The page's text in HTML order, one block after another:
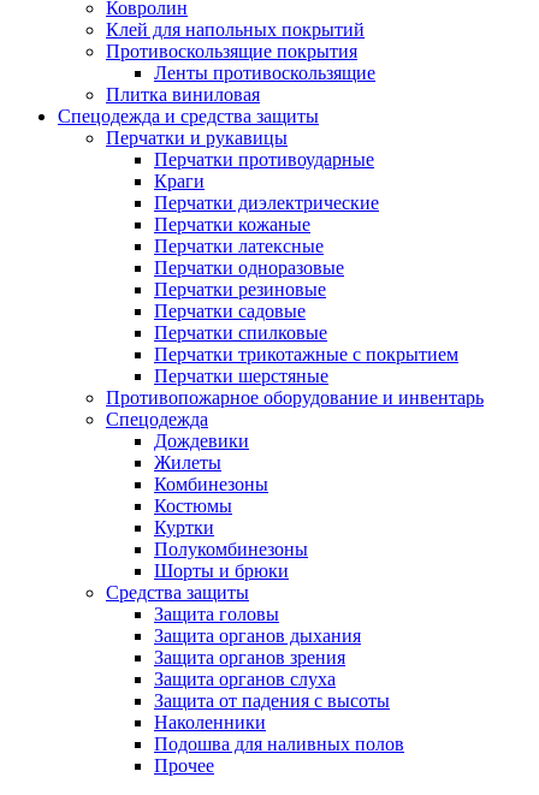
Ковролин
Клей для напольных покрытий
Противоскользящие покрытия
Ленты противоскользящие
Плитка виниловая
Спецодежда и средства защиты
Перчатки и рукавицы
Перчатки противоударные
Краги
Перчатки диэлектрические
Перчатки кожаные
Перчатки латексные
Перчатки одноразовые
Перчатки резиновые
Перчатки садовые
Перчатки спилковые
Перчатки трикотажные с покрытием
Перчатки шерстяные
Противопожарное оборудование и инвентарь
Спецодежда
Дождевики
Жилеты
Комбинезоны
Костюмы
Куртки
Полукомбинезоны
Шорты и брюки
Средства защиты
Защита головы
Защита органов дыхания
Защита органов зрения
Защита органов слуха
Защита от падения с высоты
Наколенники
Подошва для наливных полов
Прочее